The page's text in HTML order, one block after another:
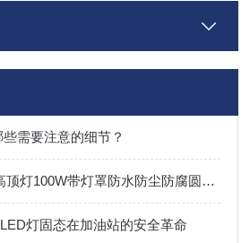
需要注意的细节？
SZSW7460 LED高顶灯100W带灯罩防水防尘防腐圆形泛光灯
灯固态在加油站的安全革命